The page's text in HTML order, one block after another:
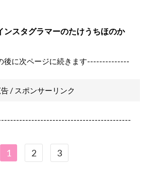
ンスタグラマーのたけうちほのか
に次ページに続きます--------------
/ スポンサーリンク
1 2 3